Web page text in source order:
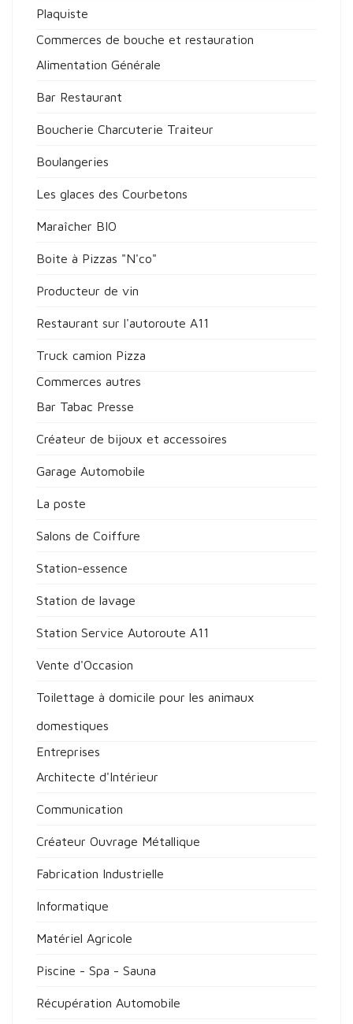
Plaquiste
Commerces de bouche et restauration
Alimentation Générale
Bar Restaurant
Boucherie Charcuterie Traiteur
Boulangeries
Les glaces des Courbetons
Maraîcher BIO
Boite à Pizzas "N'co"
Producteur de vin
Restaurant sur l'autoroute A11
Truck camion Pizza
Commerces autres
Bar Tabac Presse
Créateur de bijoux et accessoires
Garage Automobile
La poste
Salons de Coiffure
Station-essence
Station de lavage
Station Service Autoroute A11
Vente d'Occasion
Toilettage à domicile pour les animaux
domestiques
Entreprises
Architecte d'Intérieur
Communication
Créateur Ouvrage Métallique
Fabrication Industrielle
Informatique
Matériel Agricole
Piscine - Spa - Sauna
Récupération Automobile